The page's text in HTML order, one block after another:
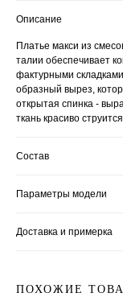
Описание
Платье макси из
талии обеспечивает
фактурными
образный вырез,
открытая спинка -
ткань красиво
Состав
Параметры модели
Доставка и примерка
ПОХОЖИЕ